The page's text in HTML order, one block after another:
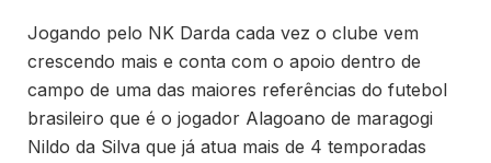
Jogando pelo NK Darda cada vez o clube vem
crescendo mais e conta com o apoio dentro de
campo de uma das maiores referências do futebol
brasileiro que é o jogador Alagoano de maragogi
Nildo da Silva que já atua mais de 4 temporadas